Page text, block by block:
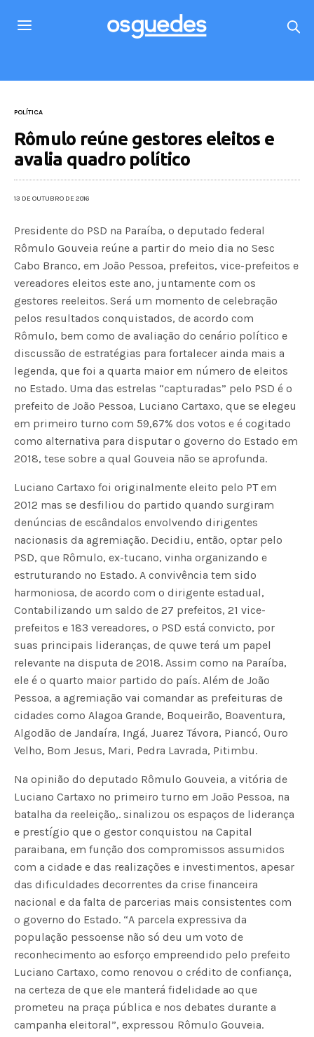
POLÍTICA
Rômulo reúne gestores eleitos e
avalia quadro político
13 DE OUTUBRO DE 2016
Presidente do PSD na Paraíba, o deputado federal
Rômulo Gouveia reúne a partir do meio dia no Sesc
Cabo Branco, em João Pessoa, prefeitos, vice-prefeitos e
vereadores eleitos este ano, juntamente com os
gestores reeleitos. Será um momento de celebração
pelos resultados conquistados, de acordo com
Rômulo, bem como de avaliação do cenário político e
discussão de estratégias para fortalecer ainda mais a
legenda, que foi a quarta maior em número de eleitos
no Estado. Uma das estrelas “capturadas” pelo PSD é o
prefeito de João Pessoa, Luciano Cartaxo, que se elegeu
em primeiro turno com 59,67% dos votos e é cogitado
como alternativa para disputar o governo do Estado em
2018, tese sobre a qual Gouveia não se aprofunda.
Luciano Cartaxo foi originalmente eleito pelo PT em
2012 mas se desfiliou do partido quando surgiram
denúncias de escândalos envolvendo dirigentes
nacionasis da agremiação. Decidiu, então, optar pelo
PSD, que Rômulo, ex-tucano, vinha organizando e
estruturando no Estado. A convivência tem sido
harmoniosa, de acordo com o dirigente estadual,
Contabilizando um saldo de 27 prefeitos, 21 vice-
prefeitos e 183 vereadores, o PSD está convicto, por
suas principais lideranças, de quwe terá um papel
relevante na disputa de 2018. Assim como na Paraíba,
ele é o quarto maior partido do país. Além de João
Pessoa, a agremiação vai comandar as prefeituras de
cidades como Alagoa Grande, Boqueirão, Boaventura,
Algodão de Jandaíra, Ingá, Juarez Távora, Piancó, Ouro
Velho, Bom Jesus, Mari, Pedra Lavrada, Pitimbu.
Na opinião do deputado Rômulo Gouveia, a vitória de
Luciano Cartaxo no primeiro turno em João Pessoa, na
batalha da reeleição,. sinalizou os espaços de liderança
e prestígio que o gestor conquistou na Capital
paraibana, em função dos compromissos assumidos
com a cidade e das realizações e investimentos, apesar
das dificuldades decorrentes da crise financeira
nacional e da falta de parcerias mais consistentes com
o governo do Estado. “A parcela expressiva da
população pessoense não só deu um voto de
reconhecimento ao esforço empreendido pelo prefeito
Luciano Cartaxo, como renovou o crédito de confiança,
na certeza de que ele manterá fidelidade ao que
prometeu na praça pública e nos debates durante a
campanha eleitoral”, expressou Rômulo Gouveia.